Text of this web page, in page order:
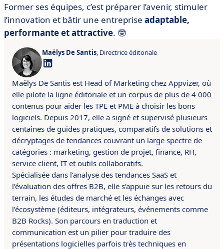
Former ses équipes, c’est préparer l’avenir, stimuler
l’innovation et bâtir une entreprise adaptable,
performante et attractive. 🤓
Maëlys De Santis, Directrice éditoriale
Maëlys De Santis est Head of Marketing chez Appvizer, où
elle pilote la ligne éditoriale et un corpus de plus de 4 000
contenus pour aider les TPE et PME à choisir les bons
logiciels. Depuis 2017, elle a signé et supervisé plusieurs
centaines de guides pratiques, comparatifs de solutions et
décryptages de tendances couvrant un large spectre de
catégories : marketing, gestion de projet, finance, RH,
service client, IT et outils collaboratifs.
Spécialisée dans l’analyse des tendances SaaS et
l’évaluation des offres B2B, elle s’appuie sur les retours du
terrain, les études de marché et les échanges avec
l’écosystème (éditeurs, intégrateurs, événements comme
B2B Rocks). Son parcours en traduction et
communication est un pilier pour traduire des
présentations logicielles parfois très techniques en